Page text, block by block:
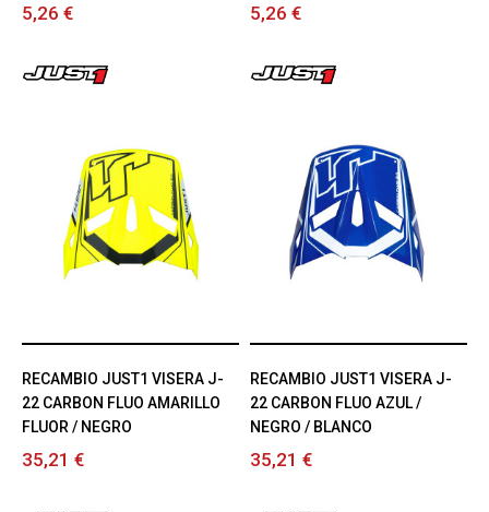
5,26 € 5,26 €
RECAMBIO JUST1 VISERA J-
22 CARBON FLUO AMARILLO
FLUOR / NEGRO
35,21 €
RECAMBIO JUST1 VISERA J-
22 CARBON FLUO AZUL /
NEGRO / BLANCO
35,21 €